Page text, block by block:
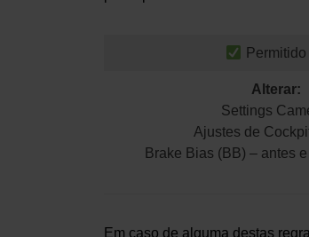
Permitido
Alterar:
Settings
Ajustes de
Brake Bias (BB) – antes
Em caso de alguma destas